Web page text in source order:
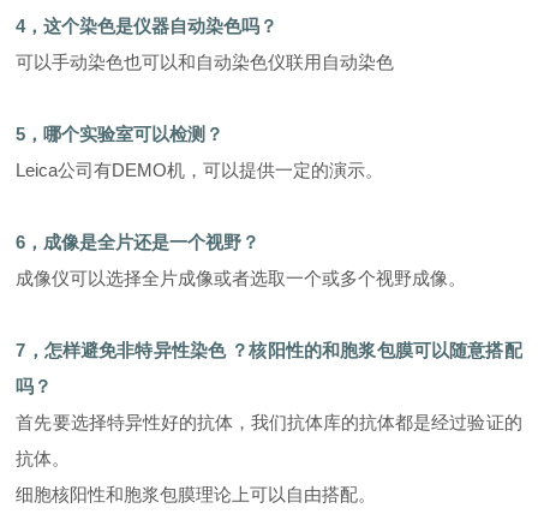
4，这个染色是仪器自动染色吗？
可以手动染色也可以和自动染色仪联用自动染色
5，哪个实验室可以检测 ？
Leica公司有DEMO机，可以提供一定的演示。
6，成像是全片还是一个视野 ？
成像仪可以选择全片成像或者选取一个或多个视野成像。
7，怎样避免非特异性染色 ？核阳性的和胞浆包膜可以随意搭配
吗？
首先要选择特异性好的抗体，我们抗体库的抗体都是经过验证的
抗体。
细胞核阳性和胞浆包膜理论上可以自由搭配。